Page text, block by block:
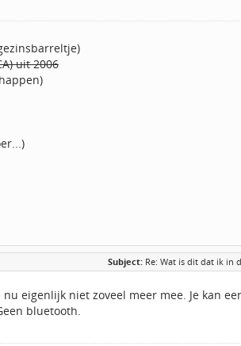
uit 2006
Subject: Re: Wat is dit dat ik in
eigenlijk niet zoveel meer mee. Je kan
bluetooth.